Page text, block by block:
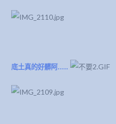
底土真的好髒阿…..